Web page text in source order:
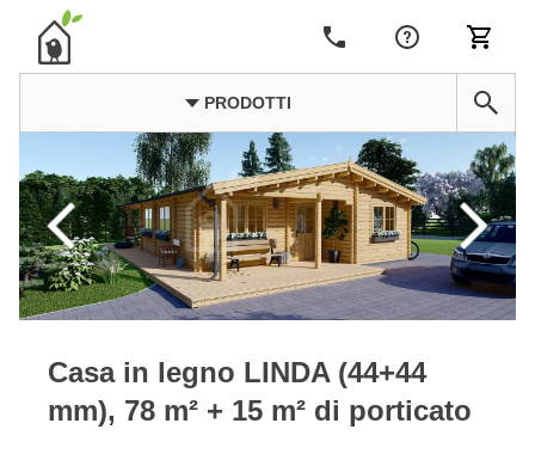
PRODOTTI
Casa in legno LINDA (44+44
mm), 78 m² + 15 m² di porticato